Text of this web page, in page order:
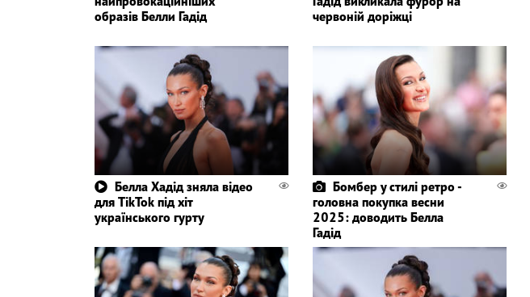
образів Белли Гадід
червоній доріжці
Белла Хадід зняла відео
для TikTok під хіт
українського гурту
Бомбер у стилі ретро -
головна покупка весни
2025: доводить Белла
Гадід